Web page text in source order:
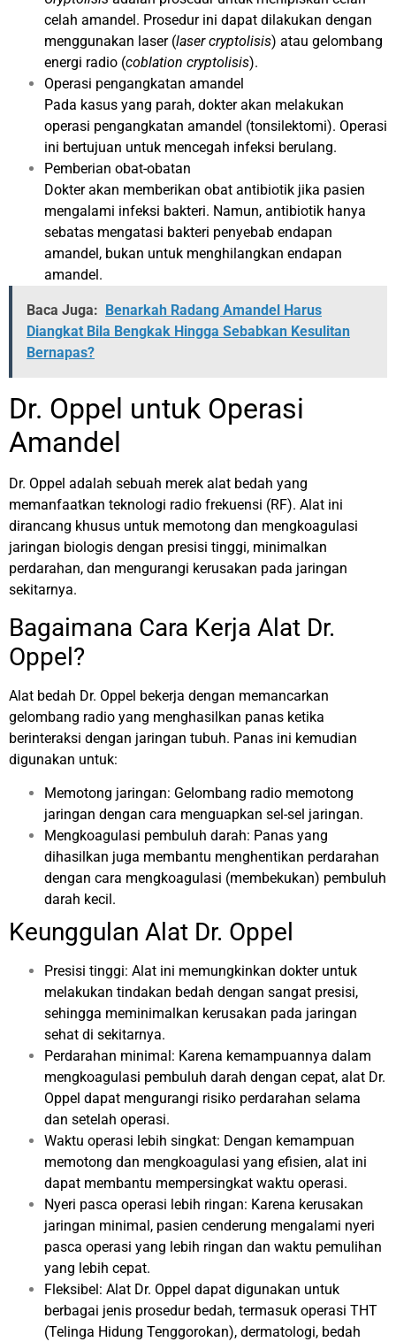
celah amandel. Prosedur ini dapat dilakukan dengan
menggunakan laser (laser cryptolisis) atau gelombang
energi radio (coblation cryptolisis).
Operasi pengangkatan amandel
Pada kasus yang parah, dokter akan melakukan
operasi pengangkatan amandel (tonsilektomi). Operasi
ini bertujuan untuk mencegah infeksi berulang.
Pemberian obat-obatan
Dokter akan memberikan obat antibiotik jika pasien
mengalami infeksi bakteri. Namun, antibiotik hanya
sebatas mengatasi bakteri penyebab endapan
amandel, bukan untuk menghilangkan endapan
amandel.
Baca Juga: Benarkah Radang Amandel Harus
Diangkat Bila Bengkak Hingga Sebabkan Kesulitan
Bernapas?
Dr. Oppel untuk Operasi
Amandel
Dr. Oppel adalah sebuah merek alat bedah yang
memanfaatkan teknologi radio frekuensi (RF). Alat ini
dirancang khusus untuk memotong dan mengkoagulasi
jaringan biologis dengan presisi tinggi, minimalkan
perdarahan, dan mengurangi kerusakan pada jaringan
sekitarnya.
Bagaimana Cara Kerja Alat Dr.
Oppel?
Alat bedah Dr. Oppel bekerja dengan memancarkan
gelombang radio yang menghasilkan panas ketika
berinteraksi dengan jaringan tubuh. Panas ini kemudian
digunakan untuk:
Memotong jaringan: Gelombang radio memotong
jaringan dengan cara menguapkan sel-sel jaringan.
Mengkoagulasi pembuluh darah: Panas yang
dihasilkan juga membantu menghentikan perdarahan
dengan cara mengkoagulasi (membekukan) pembuluh
darah kecil.
Keunggulan Alat Dr. Oppel
Presisi tinggi: Alat ini memungkinkan dokter untuk
melakukan tindakan bedah dengan sangat presisi,
sehingga meminimalkan kerusakan pada jaringan
sehat di sekitarnya.
Perdarahan minimal: Karena kemampuannya dalam
mengkoagulasi pembuluh darah dengan cepat, alat Dr.
Oppel dapat mengurangi risiko perdarahan selama
dan setelah operasi.
Waktu operasi lebih singkat: Dengan kemampuan
memotong dan mengkoagulasi yang efisien, alat ini
dapat membantu mempersingkat waktu operasi.
Nyeri pasca operasi lebih ringan: Karena kerusakan
jaringan minimal, pasien cenderung mengalami nyeri
pasca operasi yang lebih ringan dan waktu pemulihan
yang lebih cepat.
Fleksibel: Alat Dr. Oppel dapat digunakan untuk
berbagai jenis prosedur bedah, termasuk operasi THT
(Telinga Hidung Tenggorokan), dermatologi, bedah